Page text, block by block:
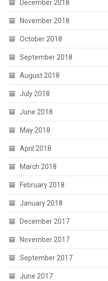
December 2018
November 2018
October 2018
September 2018
August 2018
July 2018
June 2018
May 2018
April 2018
March 2018
February 2018
January 2018
December 2017
November 2017
September 2017
June 2017